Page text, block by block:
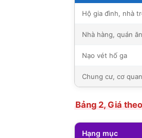
Hộ gia đình, nhà
Nhà hàng, quán ăn
Nạo vét hố ga
Chung cư, cơ
Bảng 2, Giá
Hạng mục